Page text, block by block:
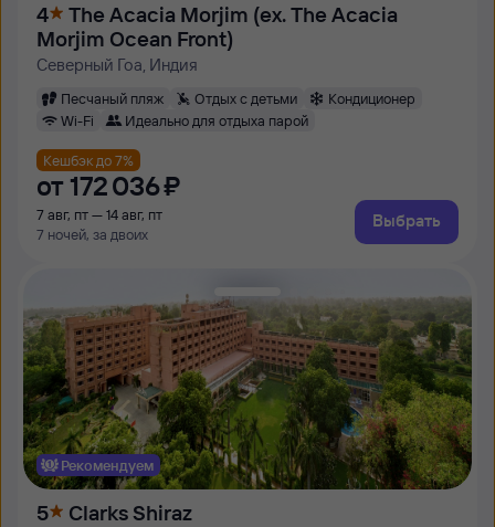
4
The Acacia Morjim (ex. The Acacia
Morjim Ocean Front)
Северный Гоа, Индия
Песчаный пляж Отдых с детьми
Кондиционер
Wi-Fi
Идеально для отдыха парой
Кешбэк до 7%
от 172 ⁠036 ⁠₽
7 авг, пт — 14 авг, пт
7 ночей, за двоих
Выбрать
Рекомендуем
5 Clarks Shiraz